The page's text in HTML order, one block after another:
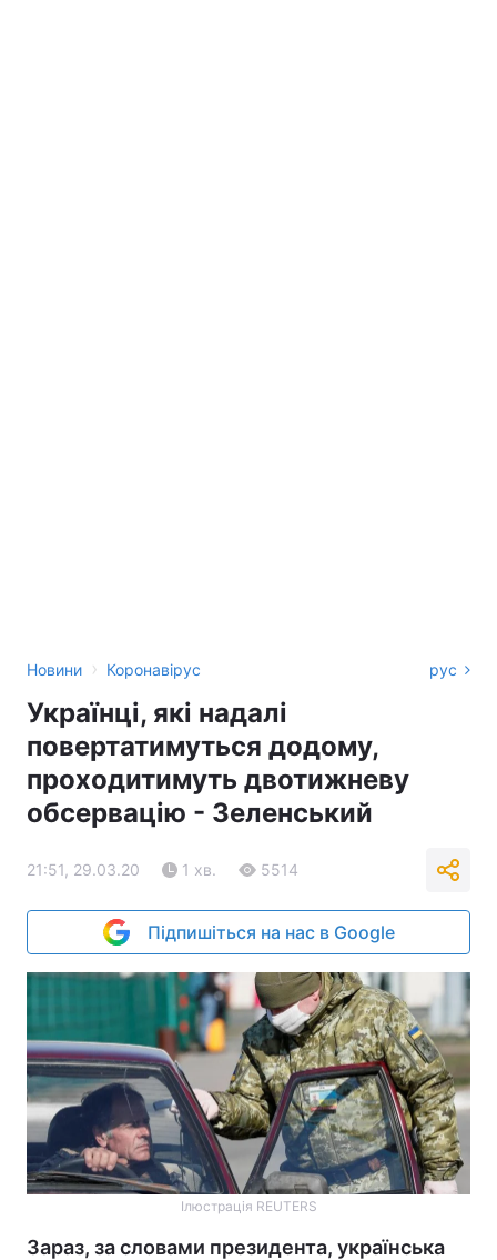
Новини › Коронавірус рус
Українці, які надалі
повертатимуться додому,
проходитимуть двотижневу
обсервацію - Зеленський
21:51, 29.03.20 1 хв. 5514
Підпишіться на нас в Google
Ілюстрація REUTERS
Зараз, за словами президента, українська